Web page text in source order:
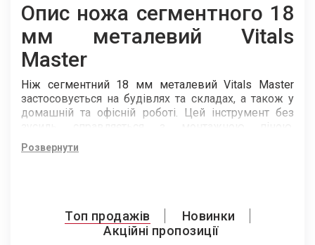
Опис ножа сегментного 18
мм металевий Vitals
Master
Ніж сегментний 18 мм металевий Vitals Master
застосовується на будівлях та складах, а також у
домашній та офісній роботі. Цей інструмент без
зусиль справляється з монтажною піною,
шпалерами, скотчем, плівкою, папером та іншими
матеріалами. Матеріал леза — сталь SK5, яка
час роботи. Металева напрямна дозволяє ножу
бути одночасно легким та надійним.
Розвернути
Топ продажів
Новинки
Акційні пропозиції